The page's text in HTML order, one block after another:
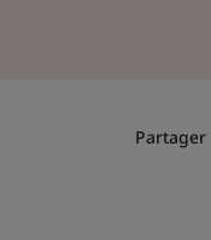
Partager